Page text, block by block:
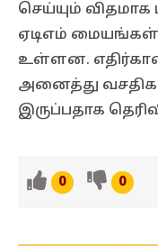
செய்யும்
ஏடிஎம்
உள்ளன.
அனைத்து
இருப்பதாக
0 0